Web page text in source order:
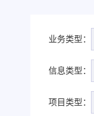
业务类型：
信息类型：
项目类型：